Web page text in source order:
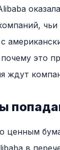
это
ждут
ценным
в